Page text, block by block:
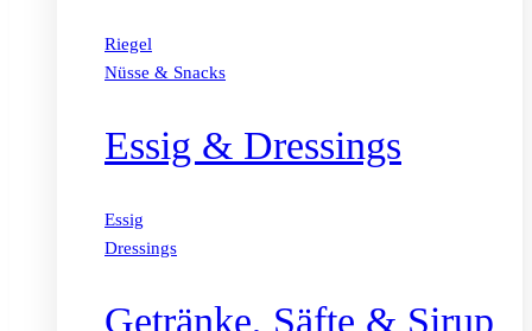
Riegel
Nüsse & Snacks
Essig & Dressings
Essig
Dressings
Getränke, Säfte & Sirup